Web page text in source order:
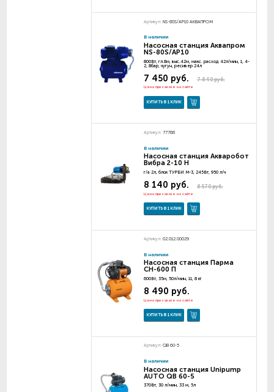
Артикул: NS-80S/AP10 АКВАПРОМ
В наличии
Насосная станция Аквапром
NS-80S/AP10
800Вт, гл.8м, выс.42м, макс. расход 42л/мин, 1, 4-
2, 8бар, чугун, ресивер 24л
7 840 руб.
7 450 руб.
Цена при заказе на сайте
КУПИТЬ В 1 КЛИК
Артикул: 77788
В наличии
Насосная станция Акваробот
Вибра 2-10 Н
г/а 2л, блок ТУРБИ М-3, 245Вт, 950 л/ч
8 570 руб.
8 140 руб.
Цена при заказе на сайте
КУПИТЬ В 1 КЛИК
Артикул: 02.012.00029
В наличии
Насосная станция Парма
СН-600 П
600Вт, 35м, 50л/мин, 11, 8 кг
8 490 руб.
Цена при заказе на сайте
КУПИТЬ В 1 КЛИК
Артикул: QB 60-5
В наличии
Насосная станция Unipump
AUTO QB 60-5
370Вт, 30 л/мин, 33 м, 5л